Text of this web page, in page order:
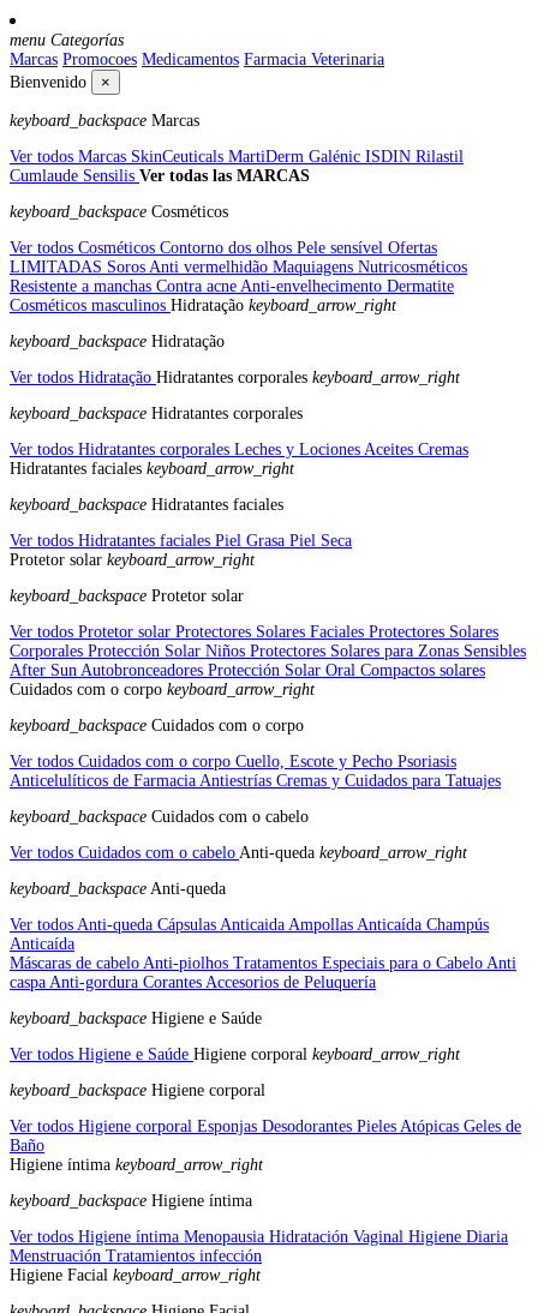
menu Categorías
Marcas Promocoes Medicamentos Farmacia Veterinaria
Bienvenido
×
keyboard_backspace Marcas
Ver todos Marcas SkinCeuticals MartiDerm Galénic ISDIN Rilastil
Cumlaude Sensilis Ver todas las MARCAS
keyboard_backspace Cosméticos
Ver todos Cosméticos Contorno dos olhos Pele sensível Ofertas
LIMITADAS Soros Anti vermelhidão Maquiagens Nutricosméticos
Resistente a manchas Contra acne Anti-envelhecimento Dermatite
Cosméticos masculinos Hidratação keyboard_arrow_right
keyboard_backspace Hidratação
Ver todos Hidratação Hidratantes corporales keyboard_arrow_right
keyboard_backspace Hidratantes corporales
Ver todos Hidratantes corporales Leches y Lociones Aceites Cremas
Hidratantes faciales keyboard_arrow_right
keyboard_backspace Hidratantes faciales
Ver todos Hidratantes faciales Piel Grasa Piel Seca
Protetor solar keyboard_arrow_right
keyboard_backspace Protetor solar
Ver todos Protetor solar Protectores Solares Faciales Protectores Solares
Corporales Protección Solar Niños Protectores Solares para Zonas Sensibles
After Sun Autobronceadores Protección Solar Oral Compactos solares
Cuidados com o corpo keyboard_arrow_right
keyboard_backspace Cuidados com o corpo
Ver todos Cuidados com o corpo Cuello, Escote y Pecho Psoriasis
Anticelulíticos de Farmacia Antiestrías Cremas y Cuidados para Tatuajes
keyboard_backspace Cuidados com o cabelo
Ver todos Cuidados com o cabelo Anti-queda keyboard_arrow_right
keyboard_backspace Anti-queda
Ver todos Anti-queda Cápsulas Anticaida Ampollas Anticaída Champús
Anticaída
Máscaras de cabelo Anti-piolhos Tratamentos Especiais para o Cabelo Anti
caspa Anti-gordura Corantes Accesorios de Peluquería
keyboard_backspace Higiene e Saúde
Ver todos Higiene e Saúde Higiene corporal keyboard_arrow_right
keyboard_backspace Higiene corporal
Ver todos Higiene corporal Esponjas Desodorantes Pieles Atópicas Geles de
Baño
Higiene íntima keyboard_arrow_right
keyboard_backspace Higiene íntima
Ver todos Higiene íntima Menopausia Hidratación Vaginal Higiene Diaria
Menstruación Tratamientos infección
Higiene Facial keyboard_arrow_right